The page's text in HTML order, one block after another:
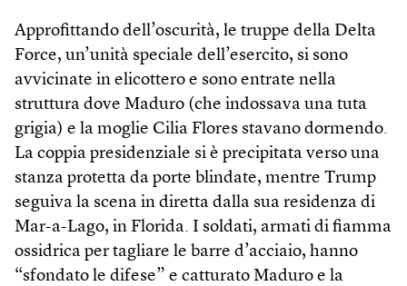
Approfittando dell’oscurità, le truppe della Delta
Force, un’unità speciale dell’esercito, si sono
avvicinate in elicottero e sono entrate nella
struttura dove Maduro (che indossava una tuta
grigia) e la moglie Cilia Flores stavano dormendo.
La coppia presidenziale si è precipitata verso una
stanza protetta da porte blindate, mentre Trump
seguiva la scena in diretta dalla sua residenza di
Mar-a-Lago, in Florida. I soldati, armati di fiamma
ossidrica per tagliare le barre d’acciaio, hanno
“sfondato le difese” e catturato Maduro e la